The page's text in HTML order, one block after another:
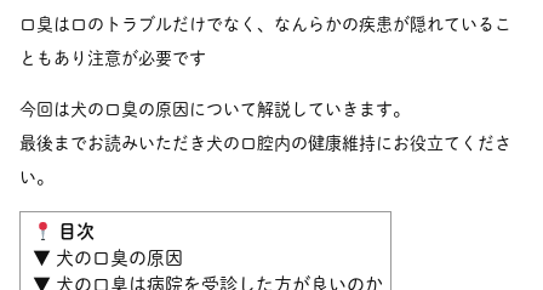
口臭は口のトラブルだけでなく、なんらかの疾患が隠れているこ
ともあり注意が必要です
今回は犬の口臭の原因について解説していきます。
最後までお読みいただき犬の口腔内の健康維持にお役立てくださ
い。
目次
▼ 犬の口臭の原因
▼ 犬の口臭は病院を受診した方が良いのか